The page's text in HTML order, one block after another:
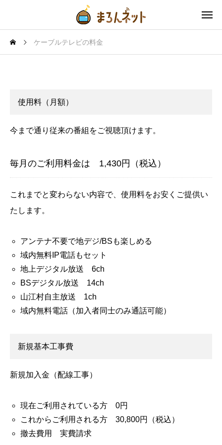
ケーブルテレビの料金
ケーブルテレビの料金
使用料（月額）
今まで通り従来の番組をご視聴頂けます。
毎月のご利用料金は 1,430円（税込）
これまでと変わらない内容で、使用料をお安くご提供い
たします。
アンテナ不要で地デジ/BSも楽しめる
域内無料IP電話もセット
地上デジタル放送 6ch
BSデジタル放送 14ch
山江村自主放送 1ch
域内無料電話（加入者同士のみ通話可能）
新規基本工事費
新規加入金（配線工事）
現在ご利用されている方 0円
これからご利用される方 30,800円（税込）
撤去費用 実費請求